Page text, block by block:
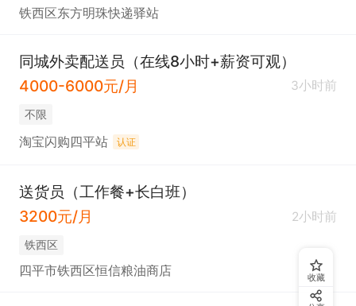
铁西区东方明珠快递驿站
同城外卖配送员（在线8小时+薪资可观）
4000-6000元/月
3小时前
不限
淘宝闪购四平站 认证
送货员（工作餐+长白班）
3200元/月
2小时前
铁西区
四平市铁西区恒信粮油商店 收藏